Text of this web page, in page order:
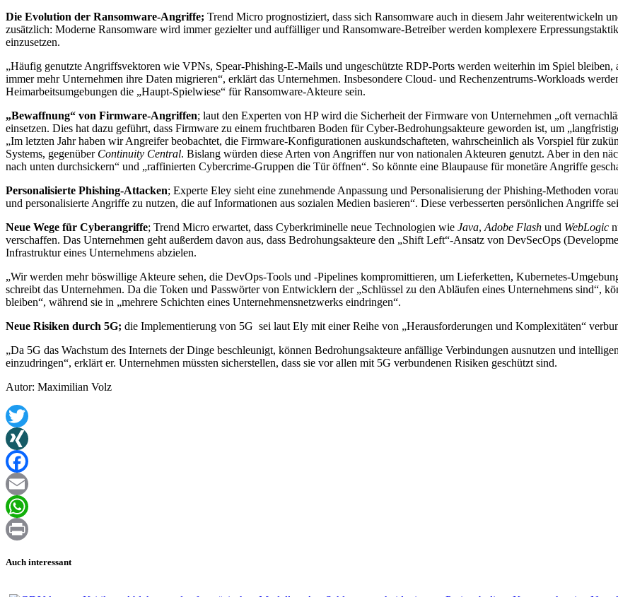
Die Evolution der Ransomware-Angriffe; Trend Micro prognostiziert, dass sich Ransomware auch in diesem Jahr weiterentwickeln
zusätzlich: Moderne Ransomware wird immer gezielter und auffälliger und Ransomware-Betreiber werden komplexere
einzusetzen.
„Häufig genutzte Angriffsvektoren wie VPNs, Spear-Phishing-E-Mails und ungeschützte RDP-Ports werden weiterhin im Spiel
immer mehr Unternehmen ihre Daten migrieren“, erklärt das Unternehmen. Insbesondere Cloud- und Rechenzentrums-Workloads
Heimarbeitsumgebungen die „Haupt-Spielwiese“ für Ransomware-Akteure sein.
„Bewaffnung“ von Firmware-Angriffen; laut den Experten von HP wird die Sicherheit der Firmware von Unternehmen „oft
einsetzen. Dies hat dazu geführt, dass Firmware zu einem fruchtbaren Boden für Cyber-Bedrohungsakteure geworden ist, um
„Im letzten Jahr haben wir Angreifer beobachtet, die Firmware-Konfigurationen auskundschafteten, wahrscheinlich als Vorspiel für
Systems, gegenüber Continuity Central. Bislang würden diese Arten von Angriffen nur von nationalen Akteuren genutzt. Aber in den
nach unten durchsickern“ und „raffinierten Cybercrime-Gruppen die Tür öffnen“. So könnte eine Blaupause für monetäre Angriffe
Personalisierte Phishing-Attacken; Experte Eley sieht eine zunehmende Anpassung und Personalisierung der Phishing-Methoden
und personalisierte Angriffe zu nutzen, die auf Informationen aus sozialen Medien basieren“. Diese verbesserten persönlichen Angriffe
Neue Wege für Cyberangriffe; Trend Micro erwartet, dass Cyberkriminelle neue Technologien wie Java,Adobe Flash und WebLogic
verschaffen. Das Unternehmen geht außerdem davon aus, dass Bedrohungsakteure den „Shift Left“-Ansatz von DevSecOps
Infrastruktur eines Unternehmens abzielen.
„Wir werden mehr böswillige Akteure sehen, die DevOps-Tools und -Pipelines kompromittieren, um Lieferketten, Kubernetes-
schreibt das Unternehmen. Da die Token und Passwörter von Entwicklern der „Schlüssel zu den Abläufen eines Unternehmens sind“,
bleiben“, während sie in „mehrere Schichten eines Unternehmensnetzwerks eindringen“.
Neue Risiken durch 5G; die Implementierung von 5G sei laut Ely mit einer Reihe von „Herausforderungen und Komplexitäten“
„Da 5G das Wachstum des Internets der Dinge beschleunigt, können Bedrohungsakteure anfällige Verbindungen ausnutzen und
einzudringen“, erklärt er. Unternehmen müssten sicherstellen, dass sie vor allen mit 5G verbundenen Risiken geschützt sind.
Autor: Maximilian Volz
Twitter
XING
Facebook
Email
WhatsApp
Auch interessant